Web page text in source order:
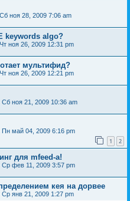
Сб ноя 28, 2009 7:06 am
keywords algo?
Чт ноя 26, 2009 12:31 pm
мультифид?
Чт ноя 26, 2009 12:21 pm
Сб ноя 21, 2009 10:36 am
Пн май 04, 2009 6:16 pm
1 2
для mfeed-a!
Ср фев 11, 2009 3:57 pm
кея на дорвее
Ср янв 21, 2009 1:27 pm